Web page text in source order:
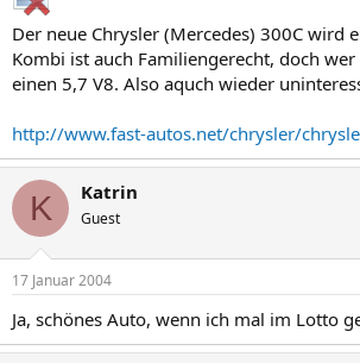
Der neue Chrysler (Mercedes) 300C wird
Kombi ist auch Familiengerecht, doch
einen 5,7 V8. Also aquch wieder
http://www.fast-autos.net/chrysler/
K Katrin
Guest
17 Januar 2004
Ja, schönes Auto, wenn ich mal im Lotto